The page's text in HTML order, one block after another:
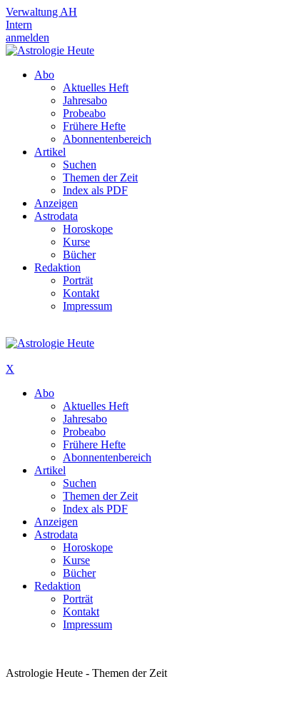
Verwaltung AH
Intern
anmelden
Abo
Aktuelles Heft
Jahresabo
Probeabo
Frühere Hefte
Abonnentenbereich
Artikel
Suchen
Themen der Zeit
Index als PDF
Anzeigen
Astrodata
Horoskope
Kurse
Bücher
Redaktion
Porträt
Kontakt
Impressum
X
Abo
Aktuelles Heft
Jahresabo
Probeabo
Frühere Hefte
Abonnentenbereich
Artikel
Suchen
Themen der Zeit
Index als PDF
Anzeigen
Astrodata
Horoskope
Kurse
Bücher
Redaktion
Porträt
Kontakt
Impressum
Astrologie Heute - Themen der Zeit